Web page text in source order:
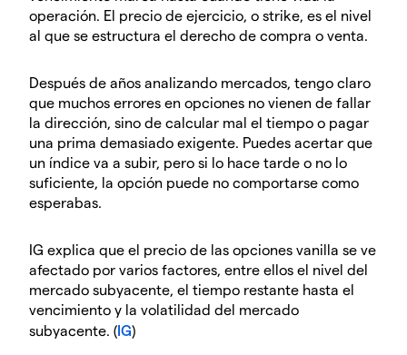
operación. El precio de ejercicio, o strike, es el nivel
al que se estructura el derecho de compra o venta.
Después de años analizando mercados, tengo claro
que muchos errores en opciones no vienen de fallar
la dirección, sino de calcular mal el tiempo o pagar
una prima demasiado exigente. Puedes acertar que
un índice va a subir, pero si lo hace tarde o no lo
suficiente, la opción puede no comportarse como
esperabas.
IG explica que el precio de las opciones vanilla se ve
afectado por varios factores, entre ellos el nivel del
mercado subyacente, el tiempo restante hasta el
vencimiento y la volatilidad del mercado
subyacente. (IG)